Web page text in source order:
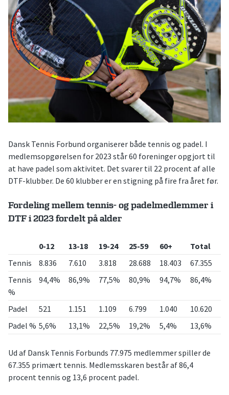
Dansk Tennis Forbund organiserer både tennis og padel. I
medlemsopgørelsen for 2023 står 60 foreninger opgjort til
at have padel som aktivitet. Det svarer til 22 procent af alle
DTF-klubber. De 60 klubber er en stigning på fire fra året før.
Fordeling mellem tennis- og padelmedlemmer i
DTF i 2023 fordelt på alder
0-12 13-18 19-24 25-59 60+
Total
Tennis
8.836 7.610 3.818 28.688 18.403
67.355
Tennis
%
94,4% 86,9% 77,5% 80,9% 94,7% 86,4%
Padel 521 1.151 1.109 6.799 1.040
10.620
Padel % 5,6% 13,1% 22,5% 19,2% 5,4% 13,6%
Ud af Dansk Tennis Forbunds 77.975 medlemmer spiller de
67.355 primært tennis. Medlemsskaren består af 86,4
procent tennis og 13,6 procent padel.